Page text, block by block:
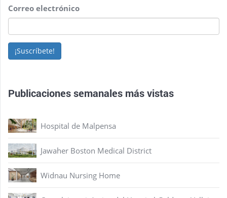
Correo electrónico
¡Suscríbete!
Publicaciones semanales más vistas
Hospital de Malpensa
Jawaher Boston Medical District
Widnau Nursing Home